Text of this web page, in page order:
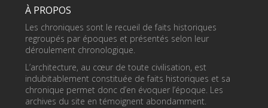
À PROPOS
Les chroniques sont le recueil de faits historiques
regroupés par époques et présentés selon leur
déroulement chronologique.
L’architecture, au cœur de toute civilisation, est
indubitablement constituée de faits historiques et sa
chronique permet donc d’en évoquer l’époque. Les
archives du site en témoignent abondamment.